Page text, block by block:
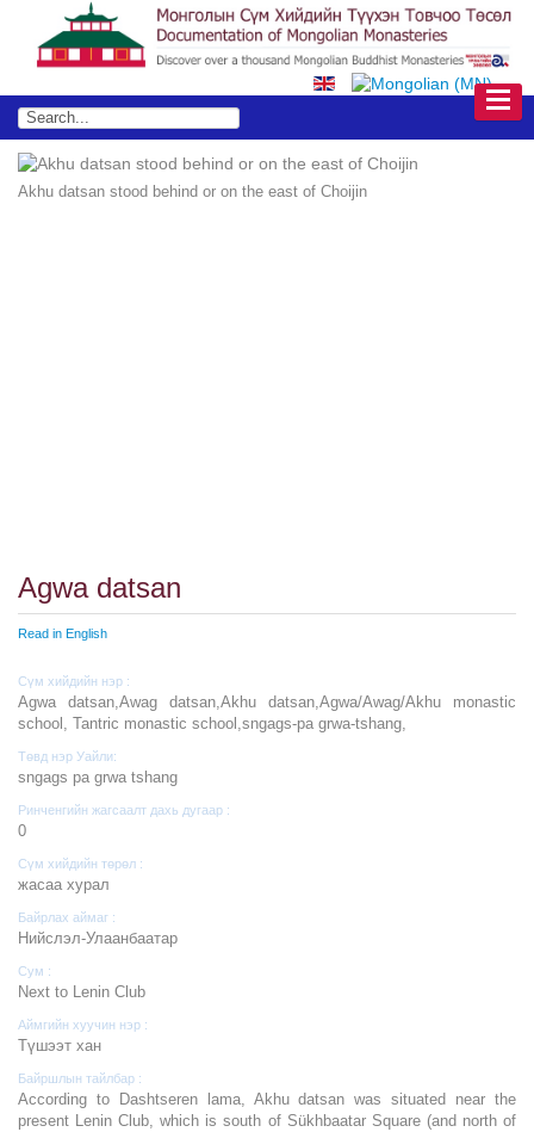
Akhu datsan stood behind or on the east of Choijin
Agwa datsan
Read in English
Сүм хийдийн нэр :
Agwa datsan,Awag datsan,Akhu datsan,Agwa/Awag/Akhu monastic
school, Tantric monastic school,sngags-pa grwa-tshang,
Төвд нэр Уайли:
sngags pa grwa tshang
Ринченгийн жагсаалт дахь дугаар :
0
Сүм хийдийн төрөл :
жасаа хурал
Байрлах аймаг :
Нийслэл-Улаанбаатар
Сум :
Next to Lenin Club
Аймгийн хуучин нэр :
Түшээт хан
Байршлын тайлбар :
According to Dashtseren lama, Akhu datsan was situated near the
present Lenin Club, which is south of Sükhbaatar Square (and north of